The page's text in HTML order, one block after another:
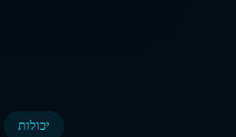
יכולות